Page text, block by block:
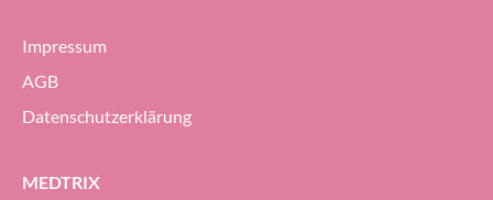
Impressum
AGB
Datenschutzerklärung
MEDTRIX